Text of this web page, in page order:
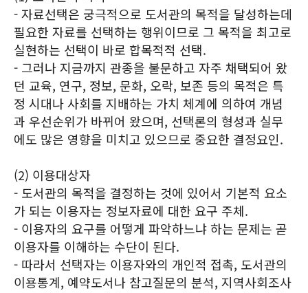
- 자료선택은 궁극적으로 도서관의 목적을 달성하는데
필요한 자료를 선택하는 행위이므로 그 목적을 최고로
실현하는 선택이 바로 합목적적 선택.
- 그러나 지금까지 관종을 불문하고 자주 채택되어 왔
던 교육, 연구, 정보, 문화, 오락, 보존 등의 목적은 특
정 시대나 사회를 지배하는 가치 체계에 의하여 개념
과 우선순위가 바뀌어 왔으며, 선택론의 형성과 실무
에도 많은 영향을 미치고 있으므로 중요한 결정요인.
(2) 이용대상자
- 도서관의 목적을 결정하는 것에 있어서 기본적 요소
가 되는 이용자는 정보자료에 대한 요구 주체.
- 이용자의 요구를 어떻게 파악하느냐 하는 문제는 곧
이용자를 이해하는 수단이 된다.
- 따라서 선택자는 이용자와의 개인적 접촉, 도서관의
이용통계, 예약도서나 참고질문의 분석, 지역사회조사